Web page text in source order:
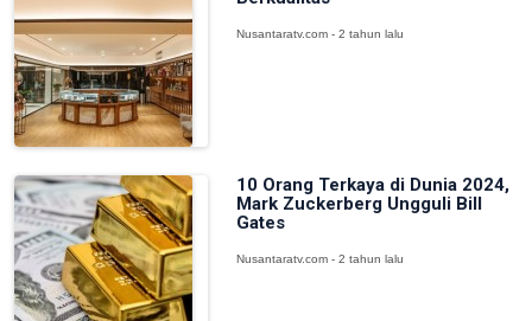
Nusantaratv.com - 2 tahun lalu
10 Orang Terkaya di Dunia 2024,
Mark Zuckerberg Ungguli Bill
Gates
Nusantaratv.com - 2 tahun lalu